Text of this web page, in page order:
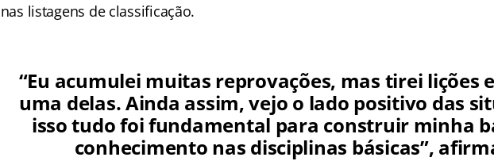
nas listagens de classificação.
“Eu acumulei muitas reprovações, mas tirei lições
uma delas. Ainda assim, vejo o lado positivo das
isso tudo foi fundamental para construir minha
conhecimento nas disciplinas básicas”,